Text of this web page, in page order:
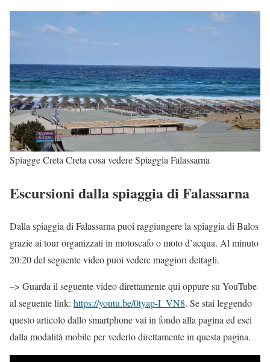
Spiagge Creta Creta cosa vedere Spiaggia Falassarna
Escursioni dalla spiaggia di Falassarna
Dalla spiaggia di Falassarna puoi raggiungere la spiaggia di Balos
grazie ai tour organizzati in motoscafo o moto d’acqua. Al minuto
20:20 del seguente video puoi vedere maggiori dettagli.
–> Guarda il seguente video direttamente qui oppure su YouTube
al seguente link: https://youtu.be/0tyap-I_VN8. Se stai leggendo
questo articolo dallo smartphone vai in fondo alla pagina ed esci
dalla modalità mobile per vederlo direttamente in questa pagina.